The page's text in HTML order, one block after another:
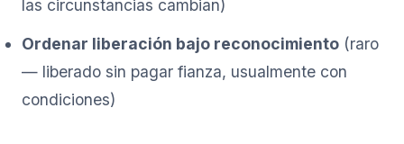
las circunstancias cambian)
Ordenar liberación bajo reconocimiento (raro
— liberado sin pagar fianza, usualmente con
condiciones)